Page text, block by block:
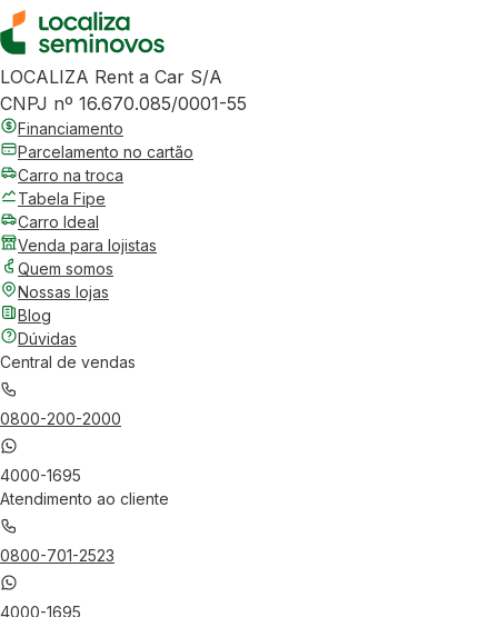
LOCALIZA Rent a Car S/A
CNPJ nº 16.670.085/0001-55
Financiamento
Parcelamento no cartão
Carro na troca
Tabela Fipe
Carro Ideal
Venda para lojistas
Quem somos
Nossas lojas
Blog
Dúvidas
Central de vendas
0800-200-2000
4000-1695
Atendimento ao cliente
0800-701-2523
4000-1695